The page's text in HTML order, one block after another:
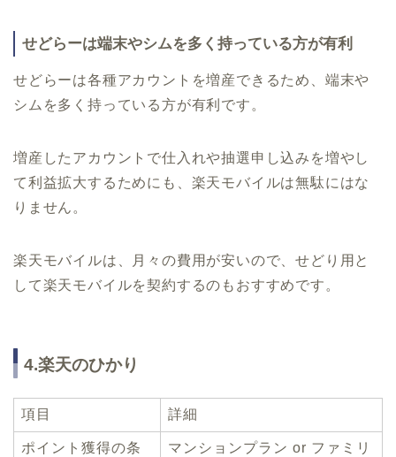
せどらーは端末やシムを多く持っている方が有利
せどらーは各種アカウントを増産できるため、端末や
シムを多く持っている方が有利です。
増産したアカウントで仕入れや抽選申し込みを増やし
て利益拡大するためにも、楽天モバイルは無駄にはな
りません。
楽天モバイルは、月々の費用が安いので、せどり用と
して楽天モバイルを契約するのもおすすめです。
4.楽天のひかり
項目 詳細
ポイント獲得の条
マンションプラン or ファミリ